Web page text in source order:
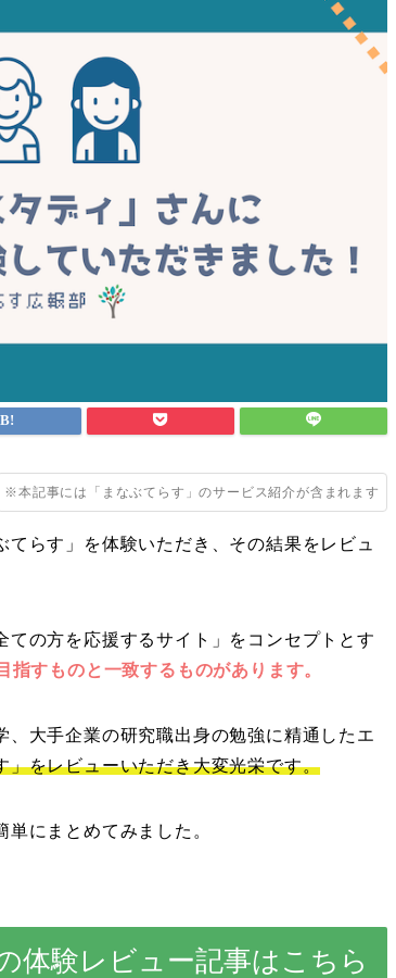
※本記事には「まなぶてらす」のサービス紹介が含まれます
てらす」を体験いただき、その結果をレビュ
ての方を応援するサイト」をコンセプトとす
指すものと一致するものがあります。
大手企業の研究職出身の勉強に精通したエ
」をレビューいただき大変光栄です。
にまとめてみました。
体験レビュー記事はこちら